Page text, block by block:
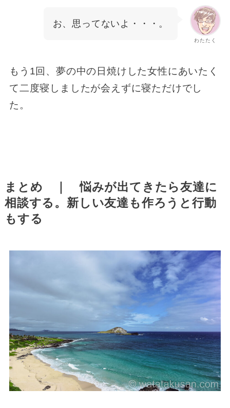
わたたく
お、思ってないよ・・・。
もう1回、夢の中の日焼けした女性にあいたく
て二度寝しましたが会えずに寝ただけでし
た。
まとめ ｜ 悩みが出てきたら友達に
相談する。新しい友達も作ろうと行動
もする